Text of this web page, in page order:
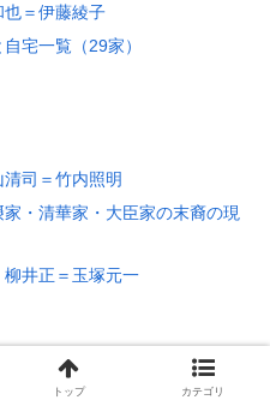
也＝伊藤綾子
宅一覧（29家）
清司＝竹内照明
家・清華家・大臣家の末裔の現
柳井正＝玉塚元一
介＝滝沢眞規子
トップ カテゴリ